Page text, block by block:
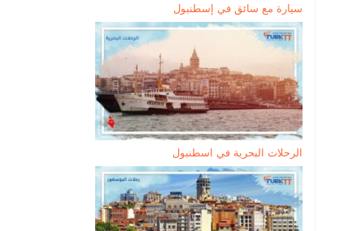
سيارة مع سائق في إسطنبول
الرحلات البحرية في اسطنبول